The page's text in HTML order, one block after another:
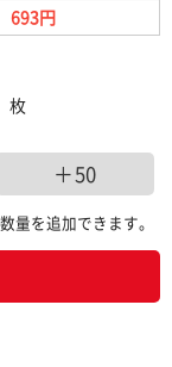
693円
枚
＋50
量を追加できます。